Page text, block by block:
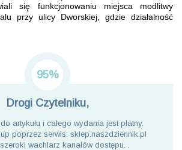
się funkcjonowaniu miejsca modlitwy
przy ulicy Dworskiej, gdzie działalność
95%
Drogi Czytelniku,
artykułu i całego wydania jest płatny.
poprzez serwis: sklep.naszdziennik.pl
wachlarz kanałów dostępu. .